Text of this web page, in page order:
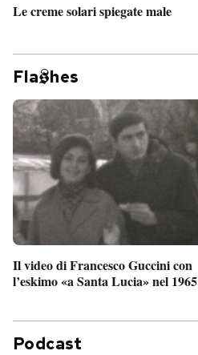
Le creme solari spiegate male
Fla hes
Il video di Francesco Guccini con
l’eskimo «a Santa Lucia» nel 1965
Podcast